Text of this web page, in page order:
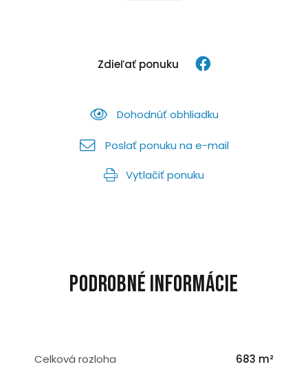
Zdieľať ponuku
Dohodnúť obhliadku
Poslať ponuku na e-mail
Vytlačiť ponuku
Podrobné informácie
Celková rozloha 683 m²